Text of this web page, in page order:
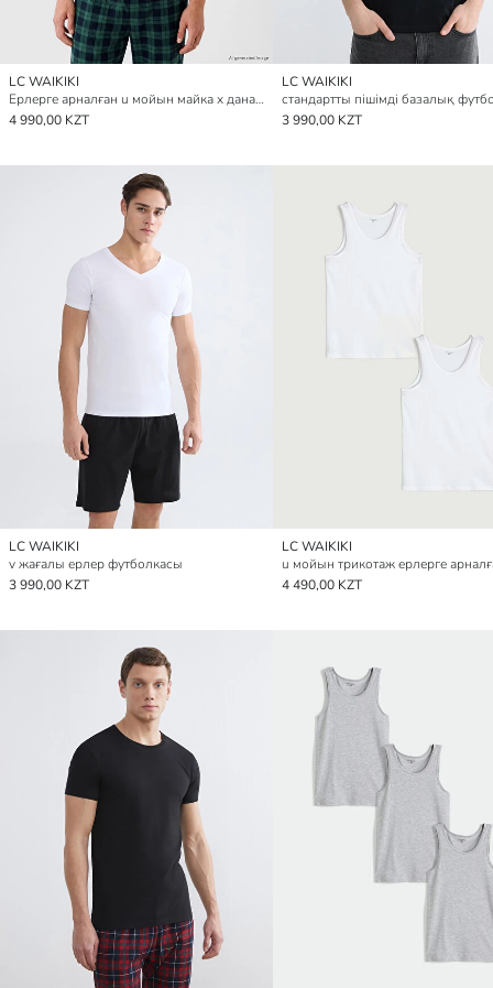
LC WAIKIKI
Ерлерге арналған u мойын майка x данадан тұратын
4 990,00 KZT
LC WAIKIKI
стандартты пішімді базалық
3 990,00 KZT
LC WAIKIKI
v жағалы ерлер футболкасы
3 990,00 KZT
LC WAIKIKI
4 490,00 KZT